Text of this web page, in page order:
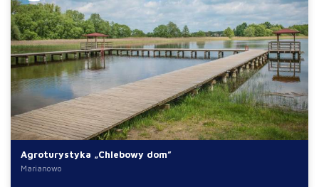
Agroturystyka „Chlebowy dom”
Marianowo